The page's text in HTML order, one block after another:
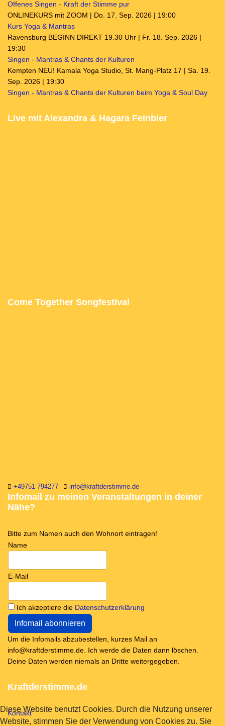
Offenes Singen - Kraft der Stimme pur
ONLINEKURS mit ZOOM | Do. 17. Sep. 2026 | 19:00
Kurs Yoga & Mantras
Ravensburg BEGINN DIREKT 19.30 Uhr | Fr. 18. Sep. 2026 |
19:30
Singen - Mantras & Chants der Kulturen
Kempten NEU! Kamala Yoga Studio, St. Mang-Platz 17 | Sa. 19.
Sep. 2026 | 19:30
Singen - Mantras & Chants der Kulturen beim Yoga & Soul Day
Live mit Alexandra & Hagara Feinbier
Come Together Songfestival
+49751 794277 info@kraftderstimme.de
Infomail zu meinen Veranstaltungen in deiner
Nähe?
Bitte zum Namen auch den Wohnort eintragen!
Name
E-Mail
Ich akzeptiere die Datenschutzerklärung
Um die Infomails abzubestellen, kurzes Mail an
info@kraftderstimme.de. Ich werde die Daten dann löschen.
Deine Daten werden niemals an Dritte weitergegeben.
Kraftderstimme.de
Kontakt
Diese Website benutzt Cookies. Durch die Nutzung unserer
Website, stimmen Sie der Verwendung von Cookies zu. Sie